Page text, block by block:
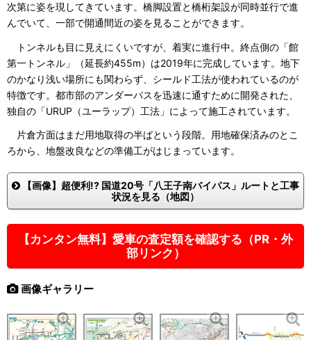
次第に姿を現してきています。橋脚設置と橋桁架設が同時並行で進
んでいて、一部で開通間近の姿を見ることができます。
トンネルも目に見えにくいですが、着実に進行中。終点側の「館
第一トンネル」（延長約455m）は2019年に完成しています。地下
のかなり浅い場所にも関わらず、シールド工法が使われているのが
特徴です。都市部のアンダーパスを迅速に通すために開発された、
独自の「URUP（ユーラップ）工法」によって施工されています。
片倉方面はまだ用地取得の半ばという段階。用地確保済みのとこ
ろから、地盤改良などの準備工がはじまっています。
【画像】超便利!? 国道20号「八王子南バイパス」ルートと工事
状況を見る（地図）
【カンタン無料】愛車の査定額を確認する（PR・外
部リンク）
画像ギャラリー